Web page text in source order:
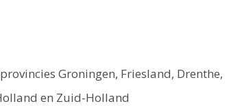
Groningen, Friesland, Drenthe,
en Zuid-Holland